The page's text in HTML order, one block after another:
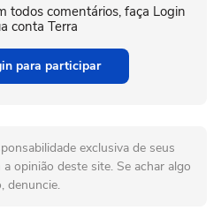
todos comentários, faça Login
conta Terra
para participar
exclusiva de seus
opinião deste site. Se achar algo
denuncie.